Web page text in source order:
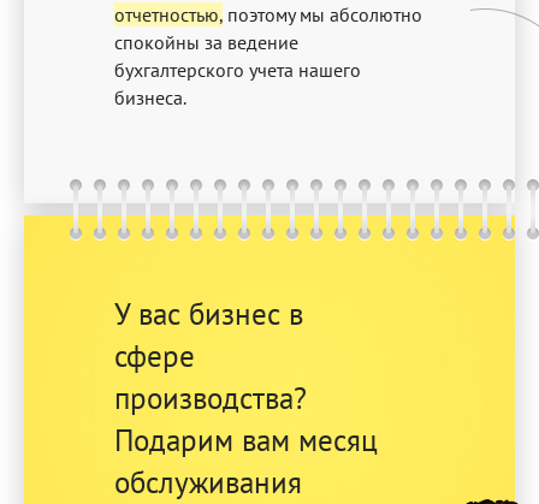
отчетностью, поэтому мы абсолютно
спокойны за ведение
бухгалтерского учета нашего
бизнеса.
У вас бизнес в
сфере
производства?
Подарим вам месяц
обслуживания